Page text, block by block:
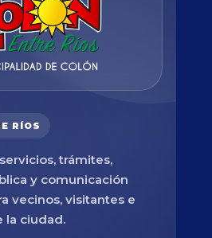
RÍOS
trámites,
y comunicación
vecinos, visitantes e
la ciudad.